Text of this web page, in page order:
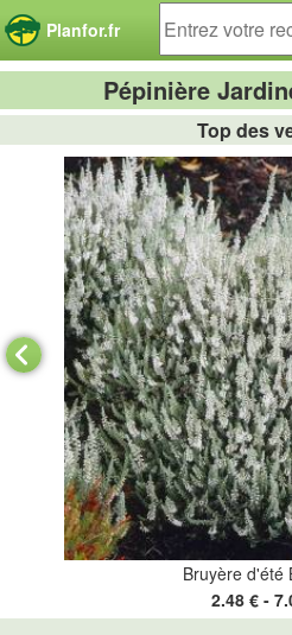
Planfor.fr
Pépinière
Top des
Bruyère d'été
2.48 € -
Panneau de gestion des cookies